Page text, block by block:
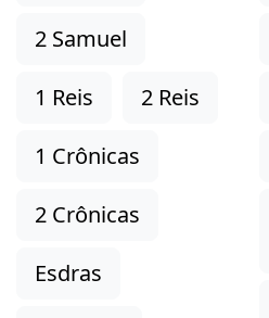
2 Samuel
1 Reis
2 Reis
1 Crônicas
2 Crônicas
Esdras